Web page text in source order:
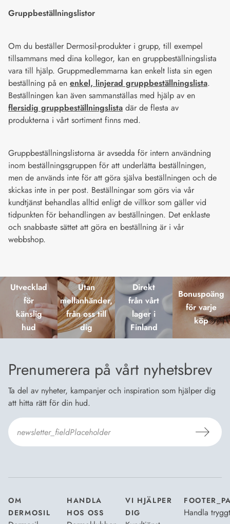
Gruppbeställningslistor
Om du beställer Dermosil-produkter i grupp, till exempel
tillsammans med dina kollegor, kan en gruppbeställningslista
vara till hjälp. Gruppmedlemmarna kan enkelt lista sin egen
beställning på en enkel, linjerad gruppbeställningslista.
Beställningen kan även sammanställas med hjälp av en
flersidig gruppbeställningslista där de flesta av
produkterna i vårt sortiment finns med.
Gruppbeställningslistorna är avsedda för intern användning
inom beställningsgruppen för att underlätta beställningen,
men de används inte för att göra själva beställningen och de
skickas inte in per post. Beställningar som görs via vår
kundtjänst behandlas alltid enligt de villkor som gäller vid
tidpunkten för behandlingen av beställningen. Det enklaste
och snabbaste sättet att göra en beställning är i vår
webbshop.
Utvecklad
för
känslig
hud
Utan
mellanhänder,
från oss till
dig
Direkt
från vårt
lager i
Finland
Bonuspoäng
för varje
köp
Prenumerera på vårt nyhetsbrev
Ta del av nyheter, kampanjer och inspiration som hjälper dig
att hitta rätt för din hud.
OM
DERMOSIL
HANDLA
HOS OSS
VI HJÄLPER
DIG
Handla tryggt